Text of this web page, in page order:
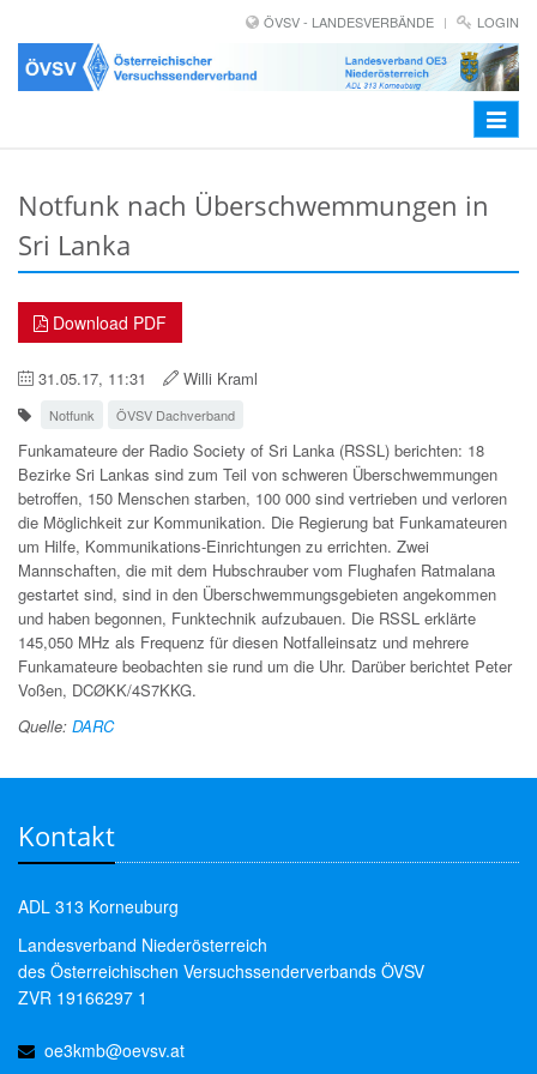
ÖVSV - LANDESVERBÄNDE LOGIN
Toggle
Notfunk nach Überschwemmungen in
Sri Lanka
Download PDF
31.05.17, 11:31 Willi Kraml
Notfunk ÖVSV Dachverband
Funkamateure der Radio Society of Sri Lanka (RSSL) berichten: 18
Bezirke Sri Lankas sind zum Teil von schweren Überschwemmungen
betroffen, 150 Menschen starben, 100 000 sind vertrieben und verloren
die Möglichkeit zur Kommunikation. Die Regierung bat Funkamateuren
um Hilfe, Kommunikations-Einrichtungen zu errichten. Zwei
Mannschaften, die mit dem Hubschrauber vom Flughafen Ratmalana
gestartet sind, sind in den Überschwemmungsgebieten angekommen
und haben begonnen, Funktechnik aufzubauen. Die RSSL erklärte
145,050 MHz als Frequenz für diesen Notfalleinsatz und mehrere
Funkamateure beobachten sie rund um die Uhr. Darüber berichtet Peter
Voßen, DCØKK/4S7KKG.
Quelle: DARC
Kontakt
ADL 313 Korneuburg
Landesverband Niederösterreich
des Österreichischen Versuchssenderverbands ÖVSV
ZVR 19166297 1
oe3kmb@oevsv.at